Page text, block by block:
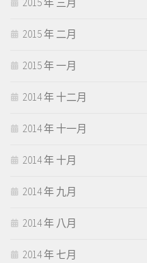
2015 年 三月
2015 年 二月
2015 年 一月
2014 年 十二月
2014 年 十一月
2014 年 十月
2014 年 九月
2014 年 八月
2014 年 七月